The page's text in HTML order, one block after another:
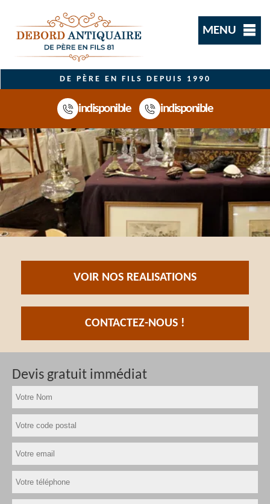
MENU
DE PÈRE EN FILS DEPUIS 1990
indisponible indisponible
VOIR NOS REALISATIONS
CONTACTEZ-NOUS !
Devis gratuit immédiat